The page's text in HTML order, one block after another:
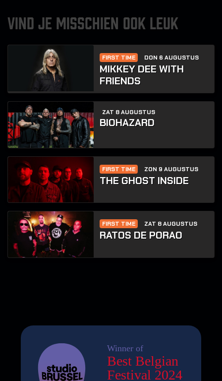
VIND JE MISSCHIEN OOK LEUK
FIRST TIME DON 6 AUGUSTUS
MIKKEY DEE WITH
FRIENDS
ZAT 8 AUGUSTUS
BIOHAZARD
FIRST TIME ZON 9 AUGUSTUS
THE GHOST INSIDE
FIRST TIME ZAT 8 AUGUSTUS
RATOS DE PORAO